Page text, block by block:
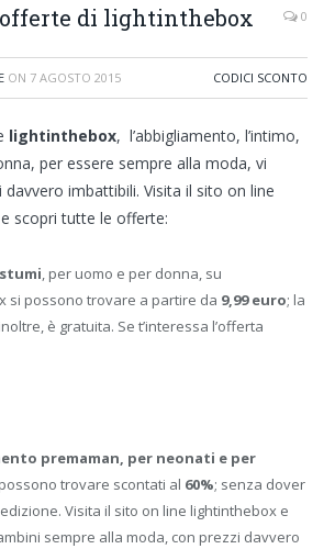
di lightinthebox 0
ON 7 AGOSTO 2015 CODICI SCONTO
lightinthebox, l’abbigliamento, l’intimo,
per essere sempre alla moda, vi
imbattibili. Visita il sito on line
scopri tutte le offerte:
, per uomo e per donna, su
si possono trovare a partire da 9,99 euro; la
è gratuita. Se t’interessa l’offerta
premaman, per neonati e per
trovare scontati al 60%; senza dover
Visita il sito on line lightinthebox e
sempre alla moda, con prezzi davvero